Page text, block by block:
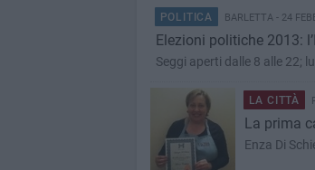
POLITICA BARLETTA - 24
Elezioni politiche 2013:
Seggi aperti dalle 8 alle 22;
LA CITTÀ
La prima
Enza Di